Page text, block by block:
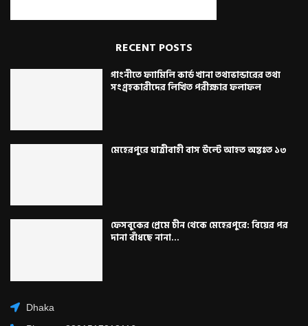
RECENT POSTS
গাংনীতে ফ্যামিলি কার্ড খানা তথ্যভান্ডারের তথ্য
সংগ্রহকারীদের লিখিত পরীক্ষার ফলাফল
মেহেরপুরে যাত্রীবাহী বাস উল্টে আহত অন্তঃত ১৩
ফেসবুকের প্রেমে চীন থেকে মেহেরপুরে: বিয়ের পর
দানা বাঁধছে নানা...
Dhaka